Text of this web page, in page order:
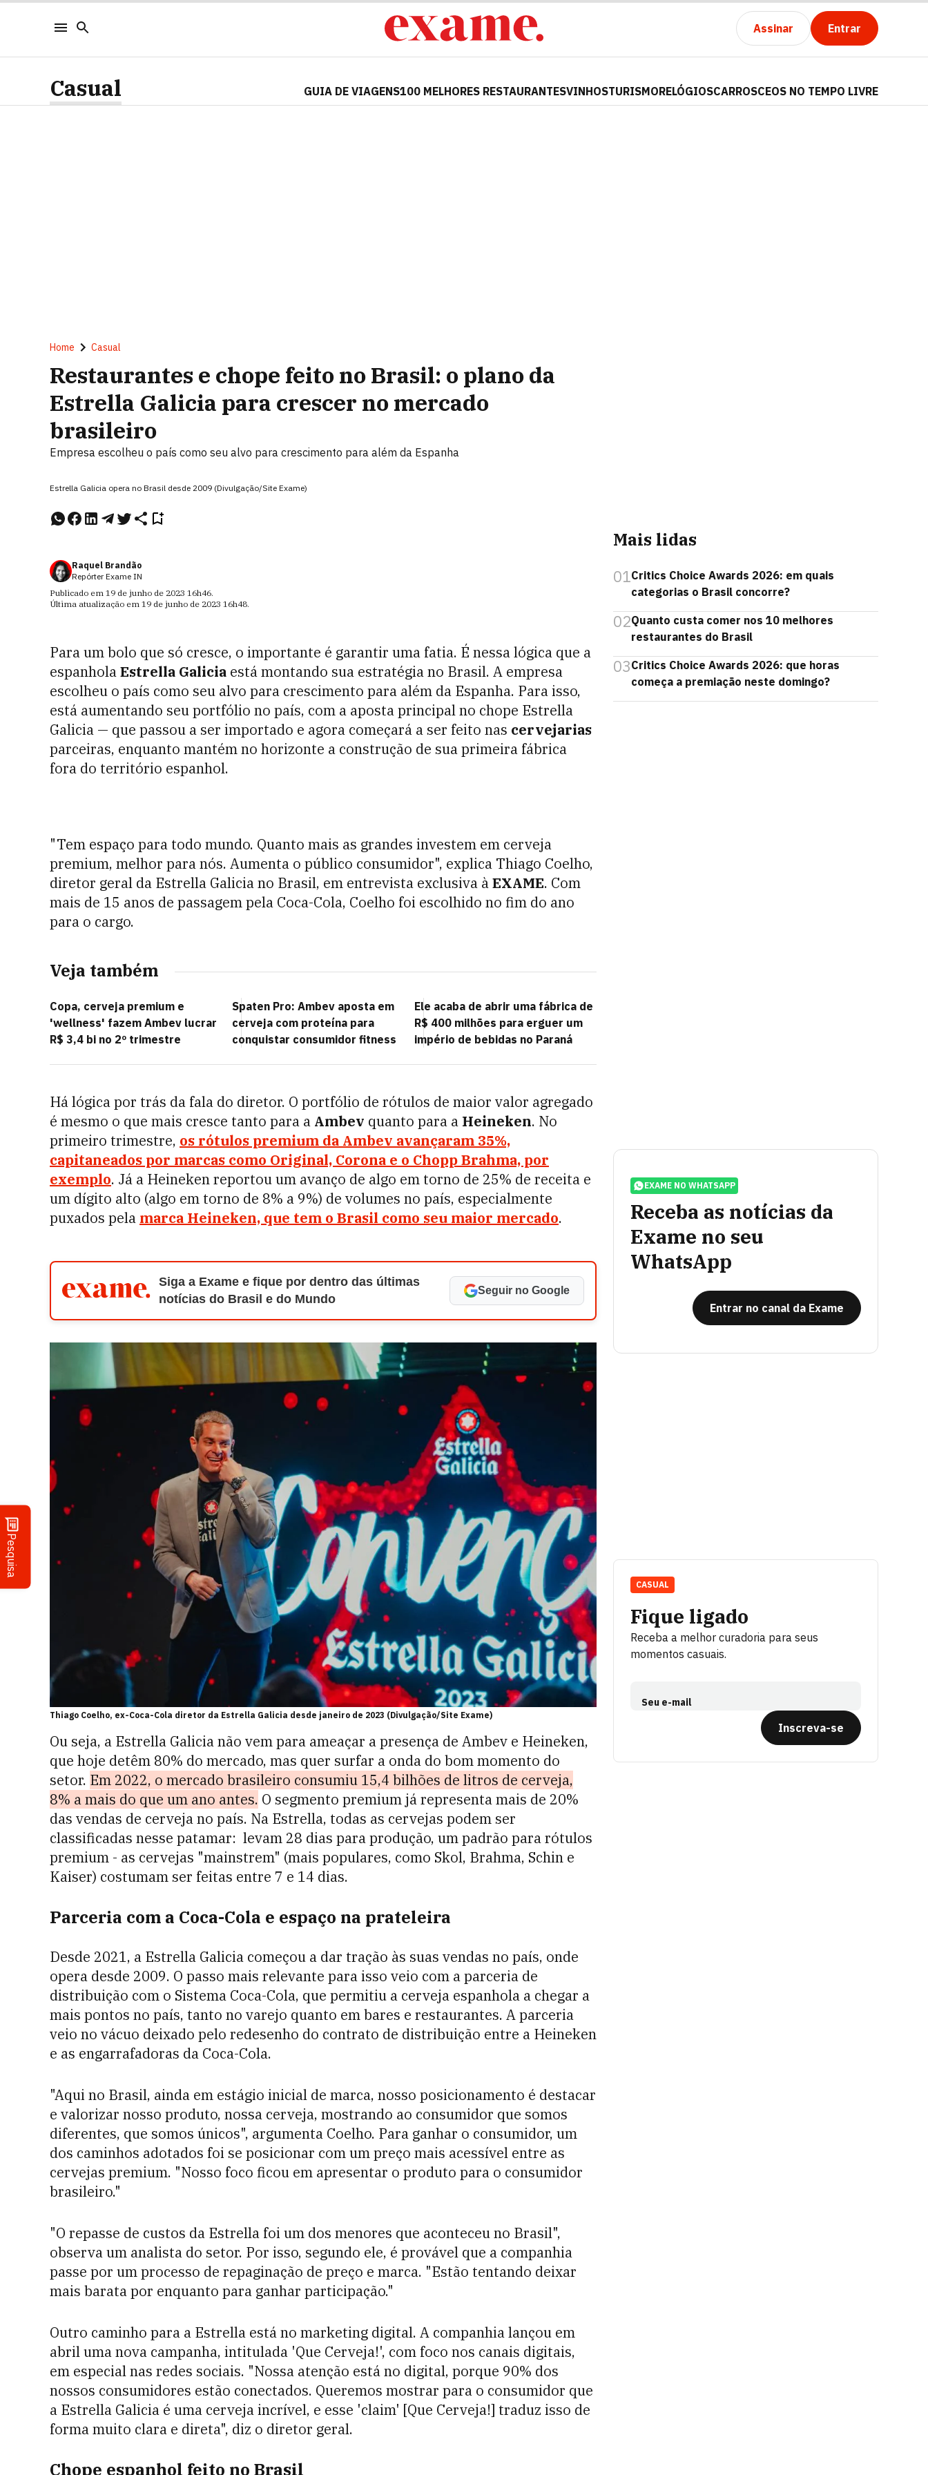
Assinar Entrar
Pesquisa
Casual GUIA DE VIAGENS100 MELHORES RESTAURANTESVINHOSTURISMORELÓGIOSCARROSCEOS NO TEMPO LIVRE
Home Casual
Restaurantes e chope feito no Brasil: o plano da
Estrella Galicia para crescer no mercado
brasileiro
Empresa escolheu o país como seu alvo para crescimento para além da Espanha
Estrella Galicia opera no Brasil desde 2009 (Divulgação/Site Exame)
Raquel Brandão
Repórter Exame IN
Publicado em 19 de junho de 2023 16h46.
Última atualização em 19 de junho de 2023 16h48.
Para um bolo que só cresce, o importante é garantir uma fatia. É nessa lógica que a
espanholaEstrella Galicia está montando sua estratégia no Brasil. A empresa
escolheu o país como seu alvo para crescimento para além da Espanha. Para isso,
está aumentando seu portfólio no país, com a aposta principal no chope Estrella
Galicia — que passou a ser importado e agora começará a ser feito nas cervejarias
parceiras, enquanto mantém no horizonte a construção de sua primeira fábrica
fora do território espanhol.
"Tem espaço para todo mundo. Quanto mais as grandes investem em cerveja
premium, melhor para nós. Aumenta o público consumidor", explica Thiago Coelho,
diretor geral da Estrella Galicia no Brasil, em entrevista exclusiva àEXAME. Com
mais de 15 anos de passagem pela Coca-Cola, Coelho foi escolhido no fim do ano
para o cargo.
Veja também
Copa, cerveja premium e
'wellness' fazem Ambev lucrar
R$ 3,4 bi no 2º trimestre
Spaten Pro: Ambev aposta em
cerveja com proteína para
conquistar consumidor fitness
Ele acaba de abrir uma fábrica de
R$ 400 milhões para erguer um
império de bebidas no Paraná
Há lógica por trás da fala do diretor. O portfólio de rótulos de maior valor agregado
é mesmo o que mais cresce tanto para a Ambev quanto para a Heineken. No
primeiro trimestre, os rótulos premium da Ambev avançaram 35%,
capitaneados por marcas como Original, Corona e o Chopp Brahma, por
exemplo. Já a Heineken reportou um avanço de algo em torno de 25% de receita e
um dígito alto (algo em torno de 8% a 9%) de volumes no país, especialmente
puxados pela marca Heineken, que tem o Brasil como seu maior mercado.
Siga a Exame e fique por dentro das últimas
notícias do Brasil e do Mundo
Seguir no Google
Thiago Coelho, ex-Coca-Cola diretor da Estrella Galicia desde janeiro de 2023 (Divulgação/Site Exame)
Ou seja, a Estrella Galicia não vem para ameaçar a presença de Ambev e Heineken,
que hoje detêm 80% do mercado, mas quer surfar a onda do bom momento do
setor. Em 2022, o mercado brasileiro consumiu 15,4 bilhões de litros de cerveja,
8% a mais do que um ano antes. O segmento premium já representa mais de 20%
das vendas de cerveja no país. Na Estrella, todas as cervejas podem ser
classificadas nesse patamar: levam 28 dias para produção, um padrão para rótulos
premium - as cervejas "mainstrem" (mais populares, como Skol, Brahma, Schin e
Kaiser) costumam ser feitas entre 7 e 14 dias.
Parceria com a Coca-Cola e espaço na prateleira
Desde 2021, a Estrella Galicia começou a dar tração às suas vendas no país, onde
opera desde 2009. O passo mais relevante para isso veio com a parceria de
distribuição com o Sistema Coca-Cola, que permitiu a cerveja espanhola a chegar a
mais pontos no país, tanto no varejo quanto em bares e restaurantes. A parceria
veio no vácuo deixado pelo redesenho do contrato de distribuição entre a Heineken
e as engarrafadoras da Coca-Cola.
"Aqui no Brasil, ainda em estágio inicial de marca, nosso posicionamento é destacar
e valorizar nosso produto, nossa cerveja, mostrando ao consumidor que somos
diferentes, que somos únicos", argumenta Coelho. Para ganhar o consumidor, um
dos caminhos adotados foi se posicionar com um preço mais acessível entre as
cervejas premium. "Nosso foco ficou em apresentar o produto para o consumidor
brasileiro."
"O repasse de custos da Estrella foi um dos menores que aconteceu no Brasil",
observa um analista do setor. Por isso, segundo ele, é provável que a companhia
passe por um processo de repaginação de preço e marca. "Estão tentando deixar
mais barata por enquanto para ganhar participação."
Outro caminho para a Estrella está no marketing digital. A companhia lançou em
abril uma nova campanha, intitulada 'Que Cerveja!', com foco nos canais digitais,
em especial nas redes sociais. "Nossa atenção está no digital, porque 90% dos
nossos consumidores estão conectados. Queremos mostrar para o consumidor que
a Estrella Galicia é uma cerveja incrível, e esse 'claim' [Que Cerveja!] traduz isso de
forma muito clara e direta", diz o diretor geral.
Chope espanhol feito no Brasil
Mais lidas
01Critics Choice Awards 2026: em quais
categorias o Brasil concorre?
02Quanto custa comer nos 10 melhores
restaurantes do Brasil
03Critics Choice Awards 2026: que horas
começa a premiação neste domingo?
EXAME NO WHATSAPP
Receba as notícias da
Exame no seu
WhatsApp
Entrar no canal da Exame
Fique ligado
Receba a melhor curadoria para seus
momentos casuais.
Seu e-mail
Inscreva-se
CASUAL